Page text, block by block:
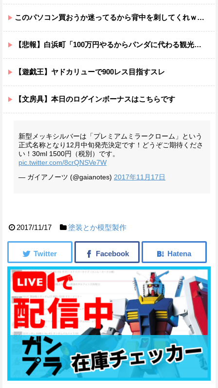
このパソコン買おうか迷ってるから背中を刺してくれｗｗｗ
【悲報】白浜町「100万円やるからパンダに代わる観光資源考えてくれ」
【遊戯王】ヤドカリューで900レス目指すスレ
【文房具】本日のログインボーナスはこちらです
新型メッキシルバーは「プレミアムミラークローム」という
正式名称となり12月中旬発売決定です！どうぞご期待くださ
い！ 30ml 1500円（税別）です。
pic.twitter.com/8crQNSVe7W
— ガイアノーツ (@gaianotes) 2017年11月17日
2017/11/17 塗装とか模型製作